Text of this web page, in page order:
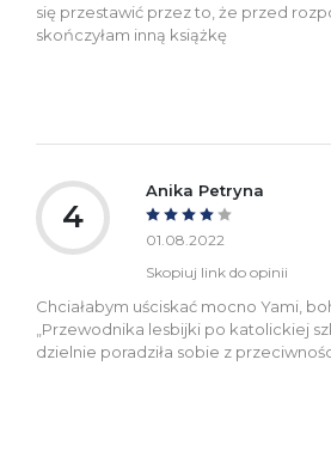
się przestawić przez to, że przed
skończyłam inną książkę
4
Anika Petryna
01.08.2022
Skopiuj link do opinii
Chciałabym uściskać mocno Yami,
„Przewodnika lesbijki po katolickiej
dzielnie poradziła sobie z